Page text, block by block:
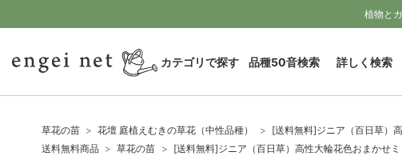
植物と
カテゴリで探す 品種50音検索 詳しく検索
草花の苗 花壇 庭植えむきの草花（中性品種）
[送料無料]ジニア（百日草）
送料無料商品
草花の苗
[送料無料]ジニア（百日草）高性大輪花色おまかせ